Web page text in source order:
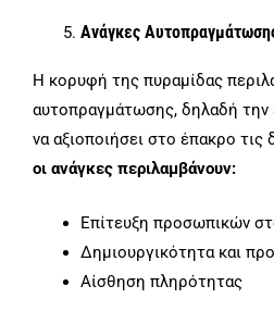
Ανάγκες
Η κορυφή της πυραμίδας
αυτοπραγμάτωσης, δηλαδή την
να αξιοποιήσει στο έπακρο τις
οι ανάγκες περιλαμβάνουν:
Επίτευξη προσωπικών
Δημιουργικότητα και
Αίσθηση πληρότητας